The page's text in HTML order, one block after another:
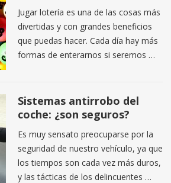
Jugar lotería es una de las cosas más
divertidas y con grandes beneficios
que puedas hacer. Cada día hay más
formas de enterarnos si seremos …
Sistemas antirrobo del
coche: ¿son seguros?
Es muy sensato preocuparse por la
seguridad de nuestro vehículo, ya que
los tiempos son cada vez más duros,
y las tácticas de los delincuentes …